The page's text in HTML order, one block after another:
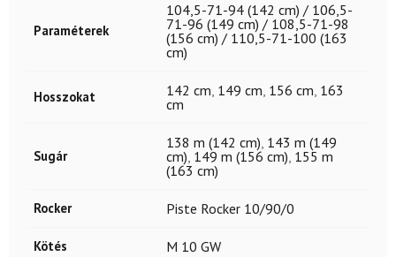
Paraméterek
104,5-71-94 (142 cm) / 106,5-
71-96 (149 cm) / 108,5-71-98
(156 cm) / 110,5-71-100 (163
cm)
Hosszokat 142 cm, 149 cm, 156 cm, 163
cm
Sugár
138 m (142 cm), 143 m (149
cm), 149 m (156 cm), 155 m
(163 cm)
Rocker Piste Rocker 10/90/0
Kötés M 10 GW